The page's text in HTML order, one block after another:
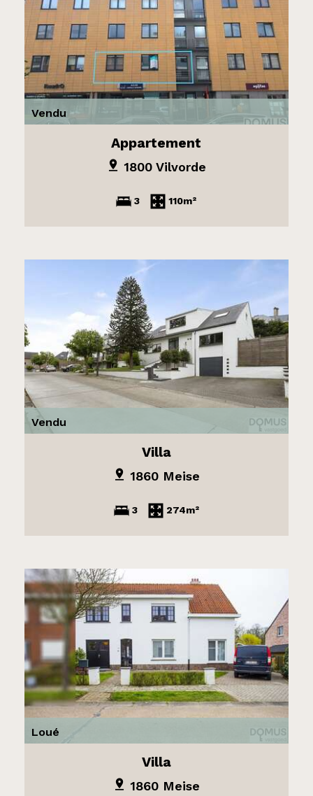
Vendu
Appartement
1800 Vilvorde
3 110m²
Vendu
Villa
1860 Meise
3 274m²
Loué
Villa
1860 Meise